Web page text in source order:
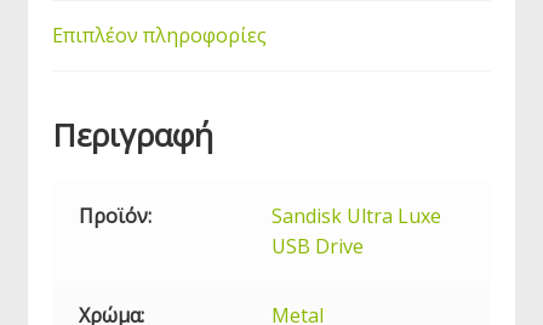
Επιπλέον πληροφορίες
Περιγραφή
Προϊόν:
Sandisk Ultra Luxe
USB Drive
Χρώμα: Metal